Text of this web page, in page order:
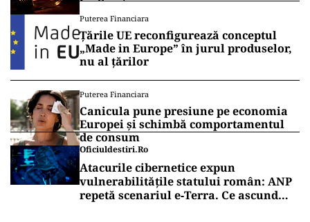
Puterea Financiara
Țările UE reconfigurează conceptul
„Made in Europe” în jurul produselor,
nu al țărilor
Puterea Financiara
Canicula pune presiune pe economia
Europei și schimbă comportamentul
de consum
Oficiuldestiri.ro
Atacurile cibernetice expun
vulnerabilitățile statului român: ANP
repetă scenariul e‑Terra. Ce ascund